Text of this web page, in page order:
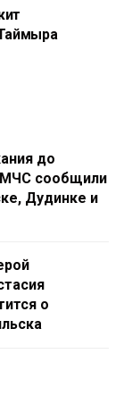
до
МЧС сообщили
Дудинке и
о